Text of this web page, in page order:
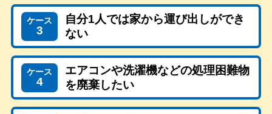
ケース
3
自分1人では家から運び出しができ
ない
ケース
4
エアコンや洗濯機などの処理困難物
を廃棄したい